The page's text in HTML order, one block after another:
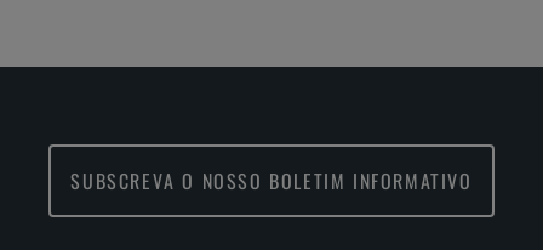
SUBSCREVA O NOSSO BOLETIM INFORMATIVO